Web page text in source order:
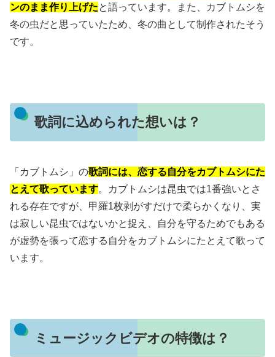
ンのまま作り上げたと語っています。また、カブトムシを
冬の虫だと思っていたため、冬の曲として制作されたそう
です。
歌詞に込められた想いは？
「カブトムシ」の歌詞には、恋する自分をカブトムシにた
とえて歌っています。カブトムシは昆虫では1番強いとさ
れる存在ですが、甲羅1枚剥がすだけで柔らかくなり、実
は寂しい昆虫ではないかと捉え、自分を守るためでもある
が虚勢を張って恋する自分をカブトムシにたとえて歌って
います。
ミュージックビデオの特徴は？